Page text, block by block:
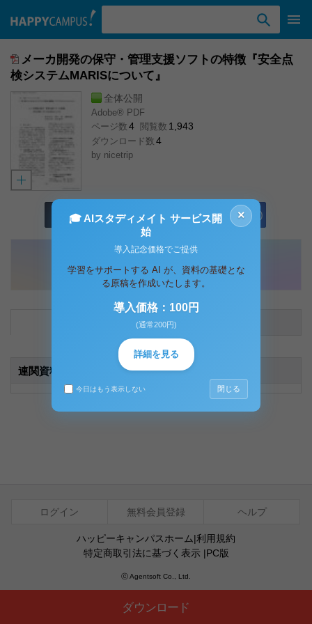
メーカ開発の保守・管理支援ソフトの特徴『安全点
検システムMARISについて』
全体公開
Adobe® PDF
ページ数 4 閲覧数 1,943
ダウンロード数 4
by nicetrip
資料確認 ダウンロード (660KB)
連関資料
ダウンロード
ログイン 無料会員登録 ヘルプ
ハッピーキャンパスホーム|利用規約
特定商取引法に基づく表示|PC版
ⓒ Agentsoft Co., Ltd.
×
🎓 AIスタディメイト サービス開
始
導入記念価格でご提供
学習をサポートする AI が、資料の基礎とな
る原稿を作成いたします。
導入価格：100円
(通常200円)
詳細を見る
今日はもう表示しない 閉じる